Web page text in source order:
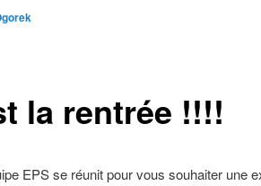
la rentrée !!!!
EPS se réunit pour vous souhaiter une